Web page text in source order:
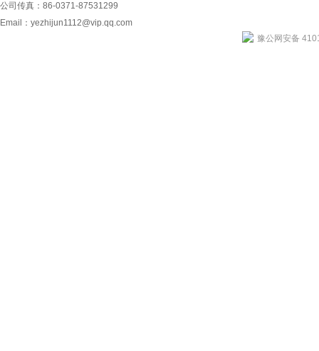
公司传真：86-0371-87531299
Email： yezhijun1112@vip.qq.com
豫公网安备